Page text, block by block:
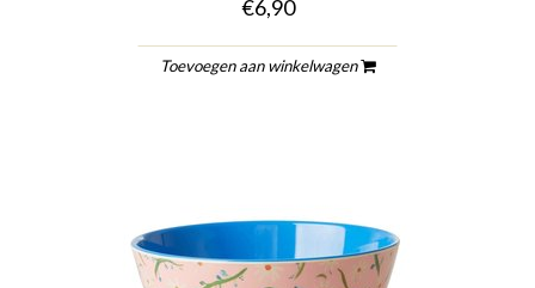
€6,90
Toevoegen aan winkelwagen